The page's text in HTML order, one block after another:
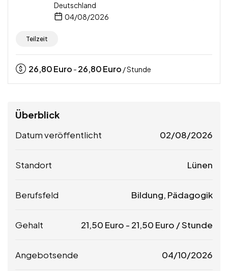
Deutschland
04/08/2026
Teilzeit
26,80Euro - 26,80Euro / Stunde
Überblick
Datum veröffentlicht 02/08/2026
Standort Lünen
Berufsfeld Bildung, Pädagogik
Gehalt 21,50 Euro - 21,50 Euro / Stunde
Angebotsende 04/10/2026